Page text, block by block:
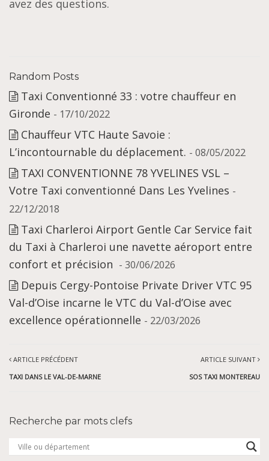
avez des questions.
Random Posts
Taxi Conventionné 33 : votre chauffeur en
Gironde - 17/10/2022
Chauffeur VTC Haute Savoie :
L’incontournable du déplacement. - 08/05/2022
TAXI CONVENTIONNE 78 YVELINES VSL –
Votre Taxi conventionné Dans Les Yvelines -
22/12/2018
Taxi Charleroi Airport Gentle Car Service fait
du Taxi à Charleroi une navette aéroport entre
confort et précision - 30/06/2026
Depuis Cergy-Pontoise Private Driver VTC 95
Val-d’Oise incarne le VTC du Val-d’Oise avec
excellence opérationnelle - 22/03/2026
ARTICLE PRÉCÉDENT
TAXI DANS LE VAL-DE-MARNE
ARTICLE SUIVANT
SOS TAXI MONTEREAU
Recherche par mots clefs